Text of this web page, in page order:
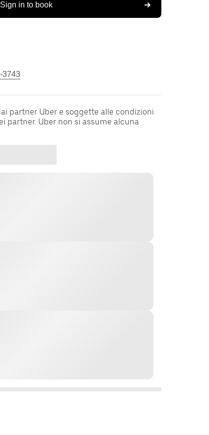
Sign in to book
3743
partner Uber e soggette alle condizioni
partner. Uber non si assume alcuna